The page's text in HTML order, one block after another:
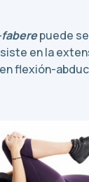
puede
en la
flexión-